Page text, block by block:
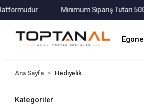
Minimum Sipariş Tutarı 5000 TL
Ana Sayfa Hediyelik
Kategoriler